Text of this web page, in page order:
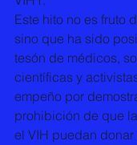
Este hito no es fruto
sino que ha sido
tesón de médicos,
científicas y
empeño por
prohibición de que
el VIH puedan